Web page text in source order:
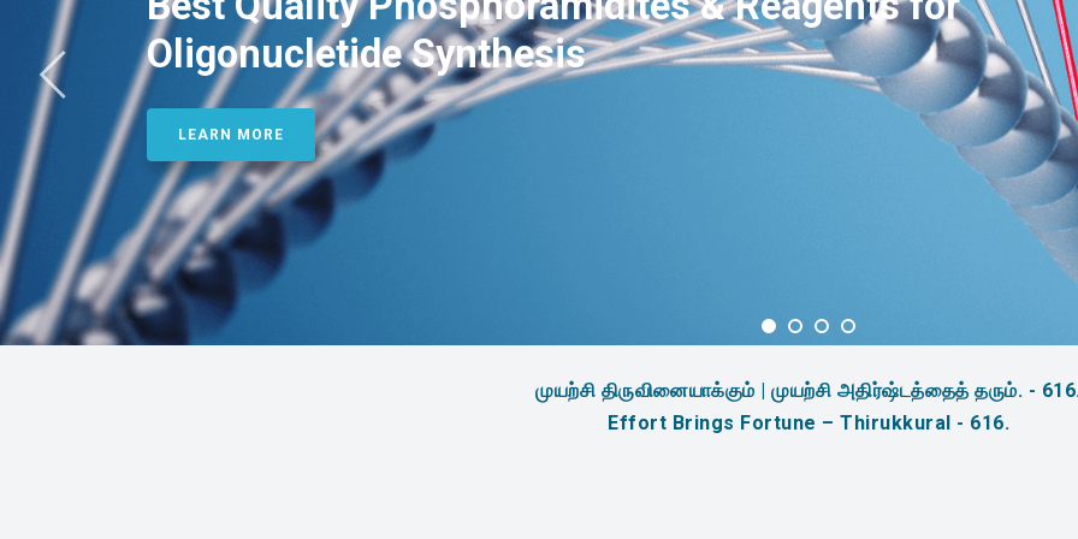
Oligonucletide Synthesis
LEARN MORE
முயற்சி திருவினையாக்கும் | முயற்சி அதிர்ஷ்டத்தைத் தரும். -
Effort Brings Fortune – Thirukkural - 616.